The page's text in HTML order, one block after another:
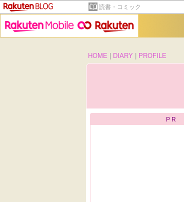
読書・コミック
HOME
DIARY PROFILE
PR